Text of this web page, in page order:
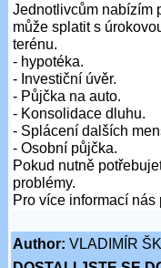
Jednotlivcům nabízím
může splatit s
terénu.
- hypotéka.
- Investiční úvěr.
- Půjčka na auto.
- Konsolidace dluhu.
- Splácení dalších
- Osobní půjčka.
Pokud nutně
problémy.
Pro více informací nás
Author: VLADIMÍR